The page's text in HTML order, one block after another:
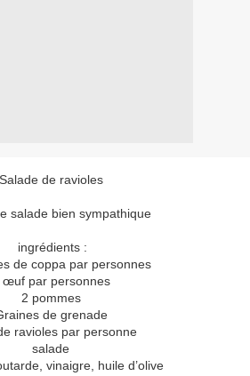
Salade de ravioles
salade bien sympathique
ingrédients :
de coppa par personnes
œuf par personnes
2 pommes
de grenade
ravioles par personne
salade
vinaigre, huile d’olive